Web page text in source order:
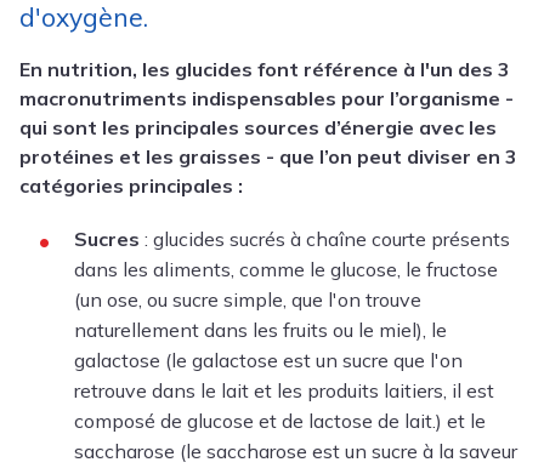
d'oxygène.
En nutrition, les glucides font référence à l'un des 3
macronutriments indispensables pour l’organisme -
qui sont les principales sources d’énergie avec les
protéines et les graisses - que l’on peut diviser en 3
catégories principales :
Sucres : glucides sucrés à chaîne courte présents
dans les aliments, comme le glucose, le fructose
(un ose, ou sucre simple, que l'on trouve
naturellement dans les fruits ou le miel), le
galactose (le galactose est un sucre que l'on
retrouve dans le lait et les produits laitiers, il est
composé de glucose et de lactose de lait.) et le
saccharose (le saccharose est un sucre à la saveur